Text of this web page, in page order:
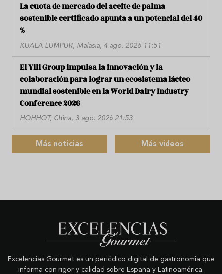
La cuota de mercado del aceite de palma
sostenible certificado apunta a un potencial del 40
%
KUALA LUMPUR, Malasia, 4 ago. 2026 11:51
El Yili Group impulsa la innovación y la
colaboración para lograr un ecosistema lácteo
mundial sostenible en la World Dairy Industry
Conference 2026
HOHHOT, China, 3 ago. 2026 21:53
Más noticias Más videos
Excelencias Gourmet es un periódico digital de gastronomía que
informa con rigor y calidad sobre España y Latinoamérica.